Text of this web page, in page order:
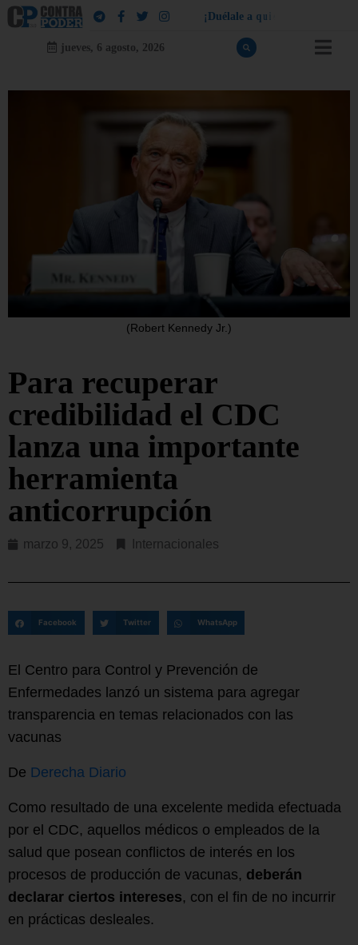
¡ Dué a e a q u i
jueves, 6 agosto, 2026
(Robert Kennedy Jr.)
Para recuperar
credibilidad el CDC
lanza una importante
herramienta
anticorrupción
marzo 9, 2025 Internacionales
Facebook Twitter WhatsApp
El Centro para Control y Prevención de
Enfermedades lanzó un sistema para agregar
transparencia en temas relacionados con las
vacunas
De Derecha Diario
Como resultado de una excelente medida efectuada
por el CDC, aquellos médicos o empleados de la
salud que posean conflictos de interés en los
procesos de producción de vacunas, deberán
declarar ciertos intereses, con el fin de no incurrir
en prácticas desleales.